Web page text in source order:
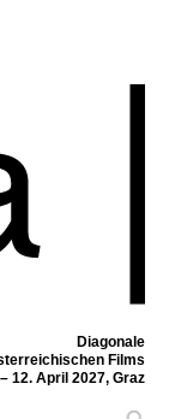
Diagonale
Films
12. April 2027, Graz